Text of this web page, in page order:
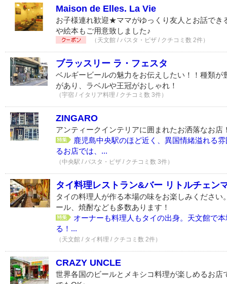
Maison de Elles. La Vie
お子様連れ歓迎★ママがゆっくり友人とお話でき
や絵本もご用意致しました♪
（天文館 / パスタ・ピザ / クチコミ数 2件）
ブラッスリー ラ・フェスタ
ベルギービールの魅力をお伝えしたい！！種類が
があり、ラベルや王冠がおしゃれ！
（宇宿 / イタリア料理 / クチコミ数 3件）
ZINGARO
アンティークインテリアに囲まれたお洒落なお店
鹿児島中央駅のほど近く、異国情緒溢れる
るお店では、...
（中央駅 / パスタ・ピザ / クチコミ数 3件）
タイ料理レストラン&バー リトルチェン
タイの料理人が作る本場の味をお楽しみください
ール、焼酎なども多数あります！
オーナーも料理人もタイの出身。天文館で
る！...
（天文館 / タイ料理 / クチコミ数 2件）
CRAZY UNCLE
世界各国のビールとメキシコ料理が楽しめるお店